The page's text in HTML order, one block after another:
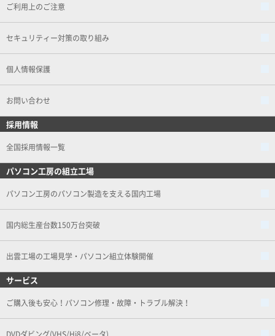
ご利用上のご注意
セキュリティー対策の取り組み
個人情報保護
お問い合わせ
採用情報
全国採用情報一覧
パソコン工房の組立工場
パソコン工房のパソコン製造を支える国内工場
国内総生産台数150万台突破
出雲工場の工場見学・パソコン組立体験開催
サービス
ご購入後も安心！パソコン修理・故障・トラブル解決！